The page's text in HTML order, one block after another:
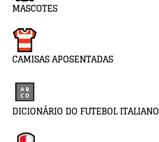
MASCOTES
CAMISAS APOSENTADAS
DICIONÁRIO DO FUTEBOL ITALIANO